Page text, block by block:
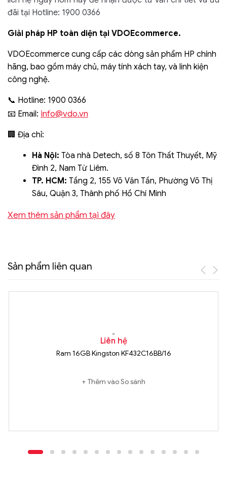
đãi tại Hotline: 1900 0366
Giải pháp HP toàn diện tại VDOEcommerce.
VDOEcommerce cung cấp các dòng sản phẩm HP chính
hãng, bao gồm máy chủ, máy tính xách tay, và linh kiện
công nghệ.
📞 Hotline: 1900 0366
📧 Email: info@vdo.vn
🏢 Địa chỉ:
Hà Nội: Tòa nhà Detech, số 8 Tôn Thất Thuyết, Mỹ
Đình 2, Nam Từ Liêm.
TP. HCM: Tầng 2, 155 Võ Văn Tần, Phường Võ Thị
Sáu, Quận 3, Thành phố Hồ Chí Minh
Xem thêm sản phẩm tại đây
Sản phẩm liên quan
Liên hệ
Ram 16GB Kingston KF432C16BB/16
Thêm vào So sánh